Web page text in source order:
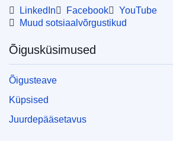
LinkedIn Facebook
YouTube
Muud sotsiaalvõrgustikud
Õigusküsimused
Õigusteave
Küpsised
Juurdepääsetavus